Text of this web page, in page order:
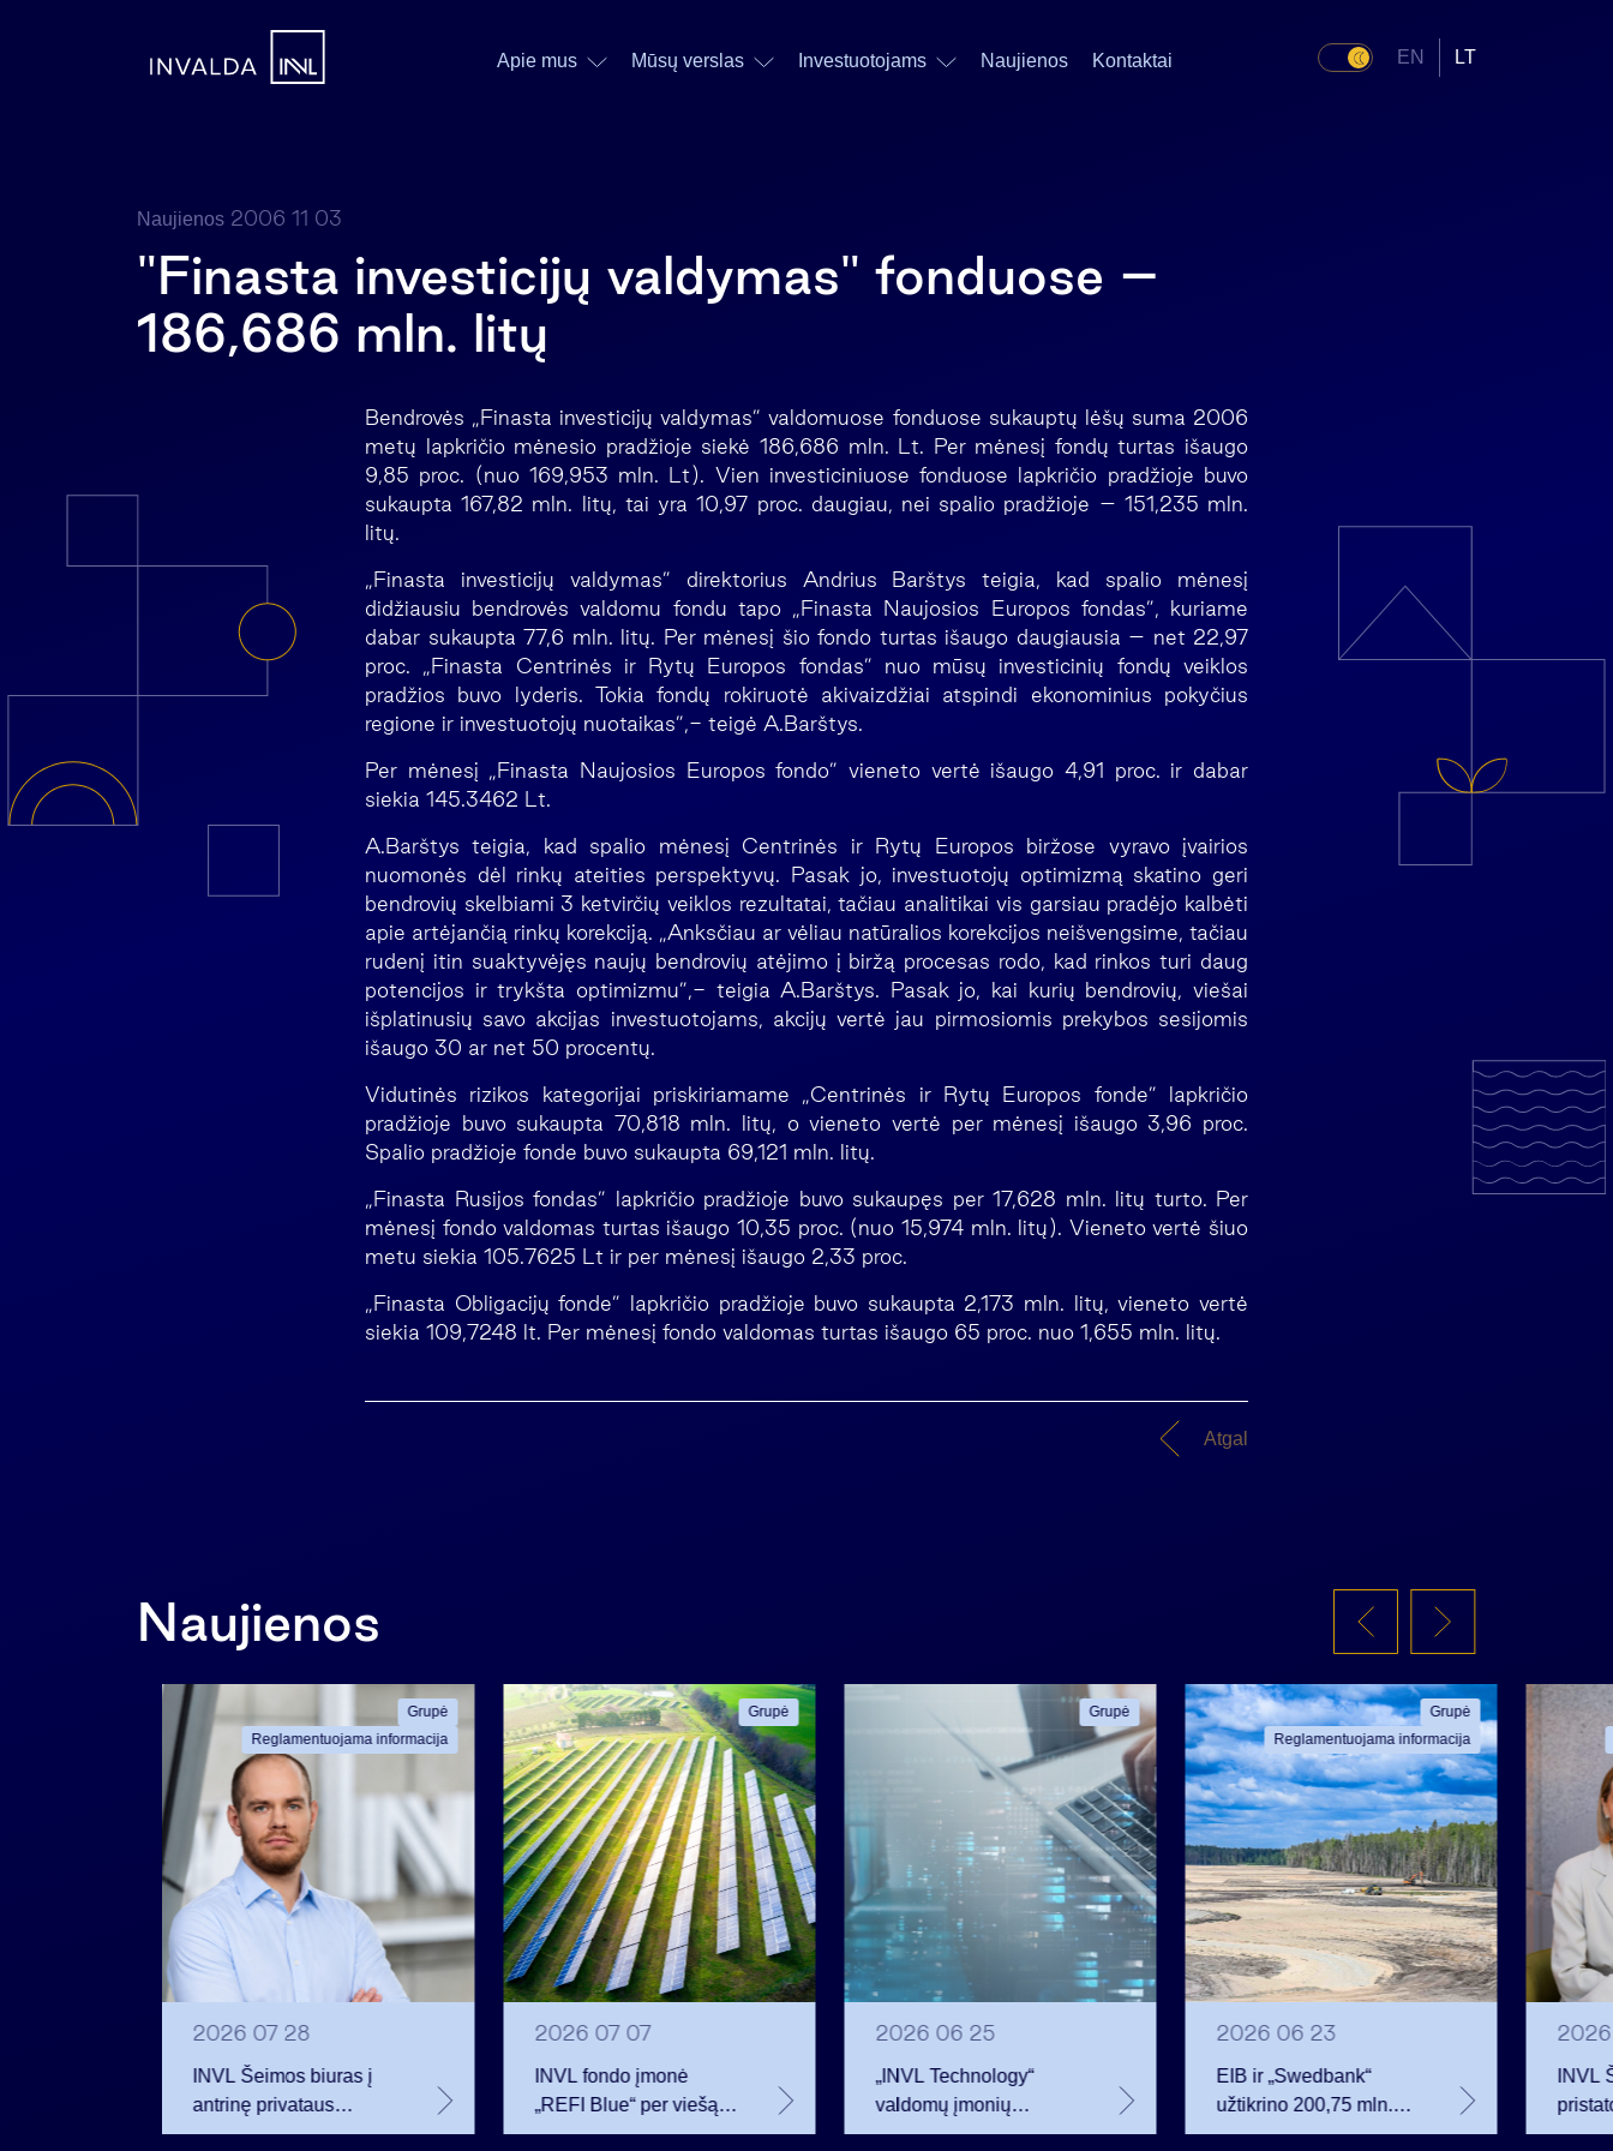
Apie mus Mūsų verslas Investuotojams Naujienos Kontaktai EN LT
Naujienos 2006 11 03
"Finasta investicijų valdymas" fonduose –
186,686 mln. litų
Bendrovės „Finasta investicijų valdymas” valdomuose fonduose sukauptų lėšų suma 2006
metų lapkričio mėnesio pradžioje siekė 186,686 mln. Lt. Per mėnesį fondų turtas išaugo
9,85 proc. (nuo 169,953 mln. Lt). Vien investiciniuose fonduose lapkričio pradžioje buvo
sukaupta 167,82 mln. litų, tai yra 10,97 proc. daugiau, nei spalio pradžioje – 151,235 mln.
litų.
„Finasta investicijų valdymas” direktorius Andrius Barštys teigia, kad spalio mėnesį
didžiausiu bendrovės valdomu fondu tapo „Finasta Naujosios Europos fondas”, kuriame
dabar sukaupta 77,6 mln. litų. Per mėnesį šio fondo turtas išaugo daugiausia – net 22,97
proc. „Finasta Centrinės ir Rytų Europos fondas” nuo mūsų investicinių fondų veiklos
pradžios buvo lyderis. Tokia fondų rokiruotė akivaizdžiai atspindi ekonominius pokyčius
regione ir investuotojų nuotaikas”,- teigė A.Barštys.
Per mėnesį „Finasta Naujosios Europos fondo” vieneto vertė išaugo 4,91 proc. ir dabar
siekia 145.3462 Lt.
A.Barštys teigia, kad spalio mėnesį Centrinės ir Rytų Europos biržose vyravo įvairios
nuomonės dėl rinkų ateities perspektyvų. Pasak jo, investuotojų optimizmą skatino geri
bendrovių skelbiami 3 ketvirčių veiklos rezultatai, tačiau analitikai vis garsiau pradėjo kalbėti
apie artėjančią rinkų korekciją. „Anksčiau ar vėliau natūralios korekcijos neišvengsime, tačiau
rudenį itin suaktyvėjęs naujų bendrovių atėjimo į biržą procesas rodo, kad rinkos turi daug
potencijos ir trykšta optimizmu”,- teigia A.Barštys. Pasak jo, kai kurių bendrovių, viešai
išplatinusių savo akcijas investuotojams, akcijų vertė jau pirmosiomis prekybos sesijomis
išaugo 30 ar net 50 procentų.
Vidutinės rizikos kategorijai priskiriamame „Centrinės ir Rytų Europos fonde” lapkričio
pradžioje buvo sukaupta 70,818 mln. litų, o vieneto vertė per mėnesį išaugo 3,96 proc.
Spalio pradžioje fonde buvo sukaupta 69,121 mln. litų.
„Finasta Rusijos fondas” lapkričio pradžioje buvo sukaupęs per 17,628 mln. litų turto. Per
mėnesį fondo valdomas turtas išaugo 10,35 proc. (nuo 15,974 mln. litų). Vieneto vertė šiuo
metu siekia 105.7625 Lt ir per mėnesį išaugo 2,33 proc.
„Finasta Obligacijų fonde” lapkričio pradžioje buvo sukaupta 2,173 mln. litų, vieneto vertė
siekia 109,7248 lt. Per mėnesį fondo valdomas turtas išaugo 65 proc. nuo 1,655 mln. litų.
Atgal
Naujienos
Grupė
Reglamentuojama informacija
2026 07 28
INVL Šeimos biuras į
antrinę privataus
kapitalo rinką
Grupė
2026 07 07
INVL fondo įmonė
„REFI Blue“ per viešą
obligacijų emisiją
Grupė
2026 06 25
„INVL Technology“
valdomų įmonių
darbuotojai realizavo
Grupė
Reglamentuojama informacija
2026 06 23
EIB ir „Swedbank“
užtikrino 200,75 mln.
eurų finansavimą
INVL